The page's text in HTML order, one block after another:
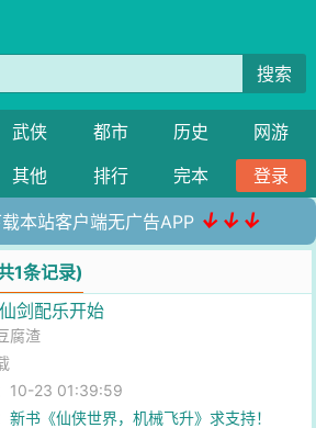
搜索
武侠 都市 历史
网游
其他 排行 完本 登录
本站客户端无广告APP ↓↓↓
1条记录)
剑配乐开始
腐渣
10-23 01:39:59
新书《仙侠世界，机械飞升》求支持！